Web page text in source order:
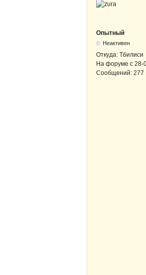
Опытный
Неактивен
Откуда: Тбилиси
На форуме с 28-
Сообщений: 277